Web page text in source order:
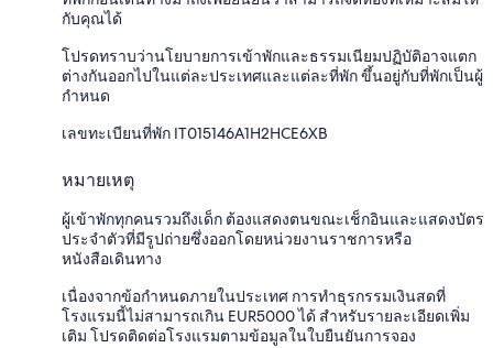
กับคุณได้
โปรดทราบว่านโยบายการเข้าพักและธรรมเนียมปฏิบัติอาจแตก
ต่างกันออกไปในแต่ละประเทศและแต่ละที่พัก ขึ้นอยู่กับที่พักเป็นผู้
กำหนด
เลขทะเบียนที่พัก IT015146A1H2HCE6XB
หมายเหตุ
ผู้เข้าพักทุกคนรวมถึงเด็ก ต้องแสดงตนขณะเช็กอินและแสดงบัตร
ประจำตัวที่มีรูปถ่ายซึ่งออกโดยหน่วยงานราชการหรือ
หนังสือเดินทาง
เนื่องจากข้อกำหนดภายในประเทศ การทำธุรกรรมเงินสดที่
โรงแรมนี้ไม่สามารถเกิน EUR5000 ได้ สำหรับรายละเอียดเพิ่ม
เติม โปรดติดต่อโรงแรมตามข้อมูลในใบยืนยันการจอง